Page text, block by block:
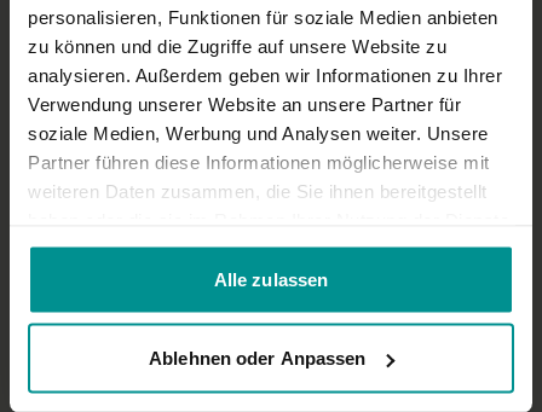
personalisieren, Funktionen für soziale Medien anbieten
zu können und die Zugriffe auf unsere Website zu
analysieren. Außerdem geben wir Informationen zu Ihrer
Verwendung unserer Website an unsere Partner für
soziale Medien, Werbung und Analysen weiter. Unsere
Partner führen diese Informationen möglicherweise mit
weiteren Daten zusammen, die Sie ihnen bereitgestellt
gesammelt haben.
Alle zulassen
Ablehnen oder Anpassen
28:38
Academy - 3. Schlüssel
4. Schlüssel: Vinyasa Krama